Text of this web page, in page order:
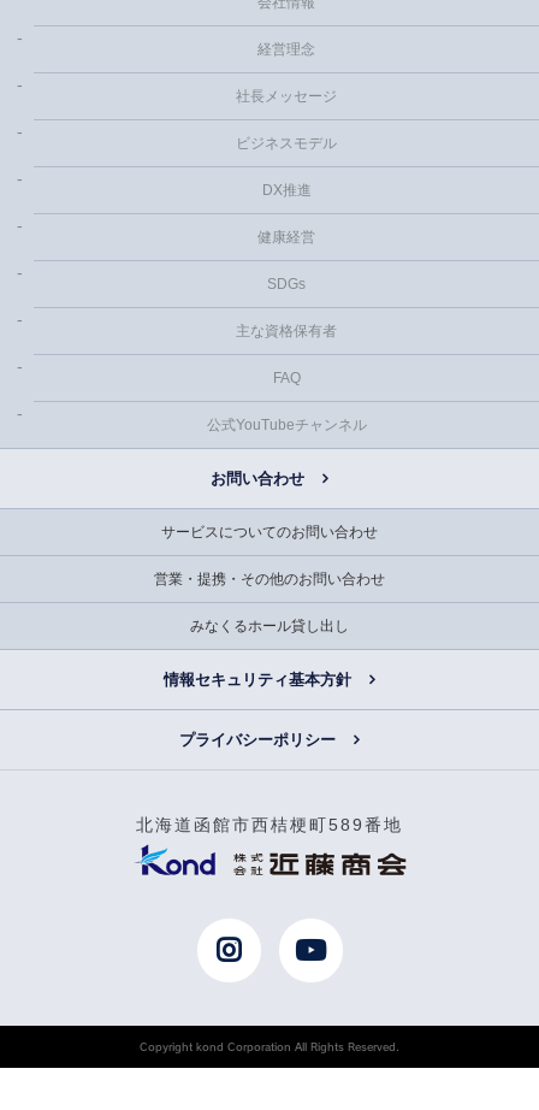
経営理念
社長メッセージ
ビジネスモデル
DX推進
健康経営
SDGs
主な資格保有者
FAQ
公式YouTubeチャンネル
お問い合わせ
サービスについてのお問い合わせ
営業・提携・その他のお問い合わせ
みなくるホール貸し出し
情報セキュリティ基本方針
プライバシーポリシー
北海道函館市西桔梗町589番地
Copyright kond Corporation All Rights Reserved.